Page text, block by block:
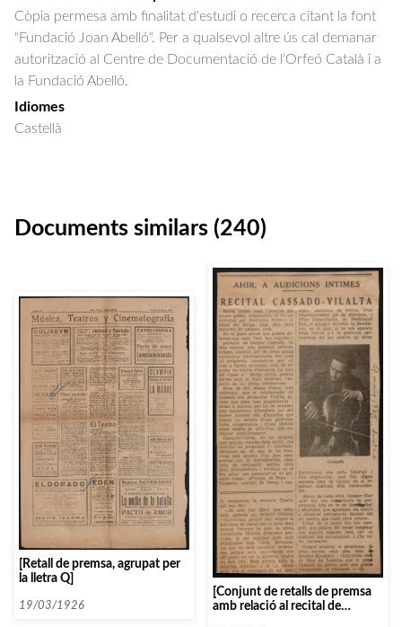
Còpia permesa amb finalitat d'estudi o recerca citant la font
"Fundació Joan Abelló". Per a qualsevol altre ús cal demanar
autorització al Centre de Documentació de l'Orfeó Català i a
la Fundació Abelló.
Idiomes
Castellà
Documents similars (240)
[Retall de premsa, agrupat per
la lletra Q]
19/03/1926
[Conjunt de retalls de premsa
amb relació al recital de